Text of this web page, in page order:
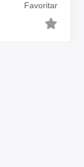
Favoritar